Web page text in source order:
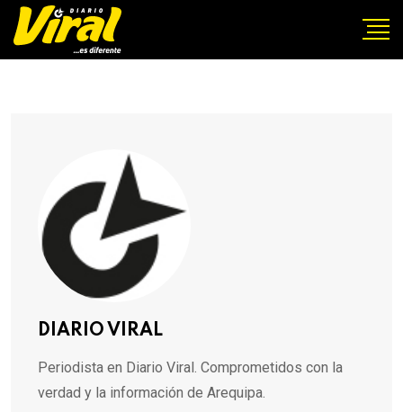
DIARIO VIRAL
Periodista en Diario Viral. Comprometidos con la
verdad y la información de Arequipa.